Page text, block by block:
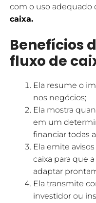
com o uso adequado
caixa.
Benefícios
fluxo de
Ela resume o
nos negócios;
Ela mostra
em um
financiar todas
Ela emite
caixa para que
adaptar
Ela transmite
investidor ou